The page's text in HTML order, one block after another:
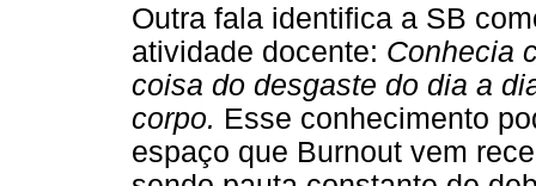
Outra fala identifica a SB
atividade docente: Conhecia
coisa do desgaste do dia a
corpo. Esse conhecimento
espaço que Burnout vem